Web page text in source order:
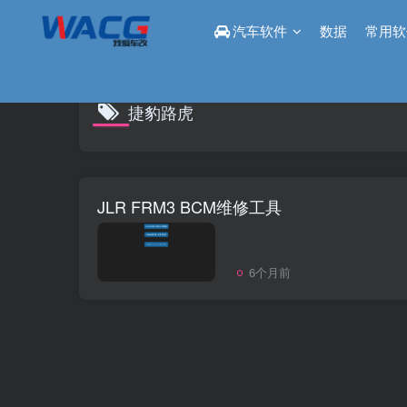
汽车软件 数据 常用
捷豹路虎
JLR FRM3 BCM维修工具
6个月前